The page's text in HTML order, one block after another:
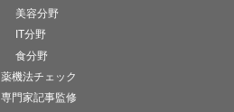
美容分野
IT分野
食分野
薬機法チェック
専門家記事監修